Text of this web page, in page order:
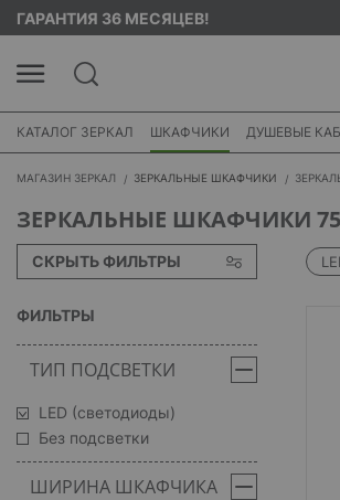
ГАРАНТИЯ 36 МЕСЯЦЕВ!
КАТАЛОГ ЗЕРКАЛ ШКАФЧИКИ ДУШЕВЫЕ
МАГАЗИН ЗЕРКАЛ ЗЕРКАЛЬНЫЕ ШКАФЧИКИ
ЗЕРКАЛЬНЫЕ ШКАФЧИКИ
СКРЫТЬ ФИЛЬТРЫ
ФИЛЬТРЫ
ТИП ПОДСВЕТКИ
LED (светодиоды)
Без подсветки
ШИРИНА ШКАФЧИКА